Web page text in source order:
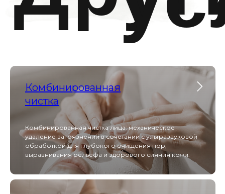
Комбинированная
чистка
Комбинированная чистка лица: механическое
удаление загрязнений в сочетании с ультразвуковой
обработкой для глубокого очищения пор,
выравнивания рельефа и здорового сияния кожи.
Процедура фотодинамической терапии, которая
избирательно удаляет поврежденные клетки,
запуская естественные механизмы омоложения
или решая такие проблемы, как акне,
пигментация
Фотодинамическая
терапия HELEO 4
Индивидуальные уходы Hydropeptide по типу
кожи представляют собой профессиональные